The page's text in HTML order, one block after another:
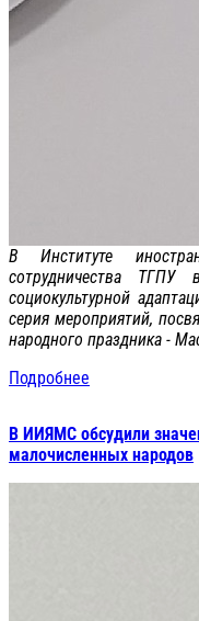
В Институте
сотрудничества
социокультурной
серия мероприятий,
народного праздника -
Подробнее
В ИИЯМС обсудили
малочисленных народов